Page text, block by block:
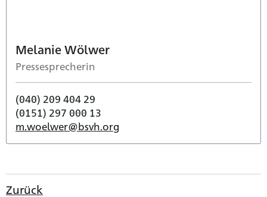
Melanie Wölwer
Pressesprecherin
(040) 209 404 29
(0151) 297 000 13
m.woelwer@bsvh.org
Zurück